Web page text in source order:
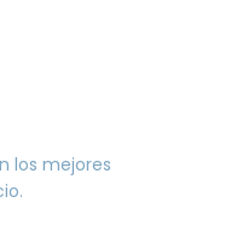
los mejores